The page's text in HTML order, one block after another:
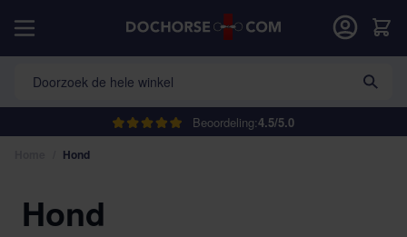
Beoordeling:4.5/5.0
Doorzoek de hele winkel
Cart
Hond
Hond